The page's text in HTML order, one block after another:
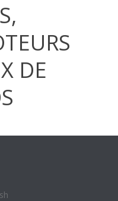
DE